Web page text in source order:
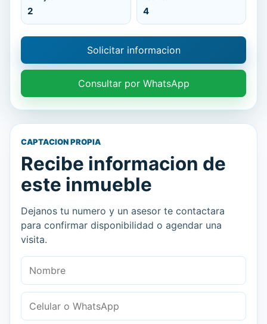
2 4
Solicitar informacion
Consultar por WhatsApp
CAPTACION PROPIA
Recibe informacion de
este inmueble
Dejanos tu numero y un asesor te contactara
para confirmar disponibilidad o agendar una
visita.
Nombre
Celular o WhatsApp
Mensaje